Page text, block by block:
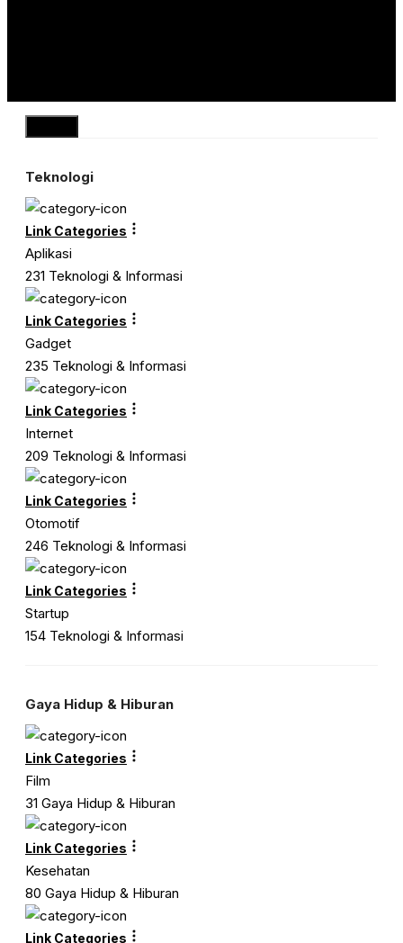
Close
Teknologi
Link Categories
Aplikasi
231 Teknologi & Informasi
Link Categories
Gadget
235 Teknologi & Informasi
Link Categories
Internet
209 Teknologi & Informasi
Link Categories
Otomotif
246 Teknologi & Informasi
Link Categories
Startup
154 Teknologi & Informasi
Gaya Hidup & Hiburan
Link Categories
Film
31 Gaya Hidup & Hiburan
Link Categories
Kesehatan
80 Gaya Hidup & Hiburan
Link Categories